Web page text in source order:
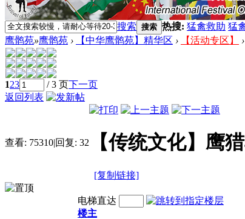
搜索 搜索 热搜: 猛禽救助 猛
鹰鹘苑»鹰鹘苑 › 【中华鹰鹘苑】精华区 › 【活动专区】 ›
123 / 3 页下一页
返回列表
查看: 75310|回复: 32 【传统文化】鹰
[复制链接]
电梯直达
楼主